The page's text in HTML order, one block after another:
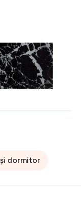
SM 21 -
XW, 80x300
dormitor